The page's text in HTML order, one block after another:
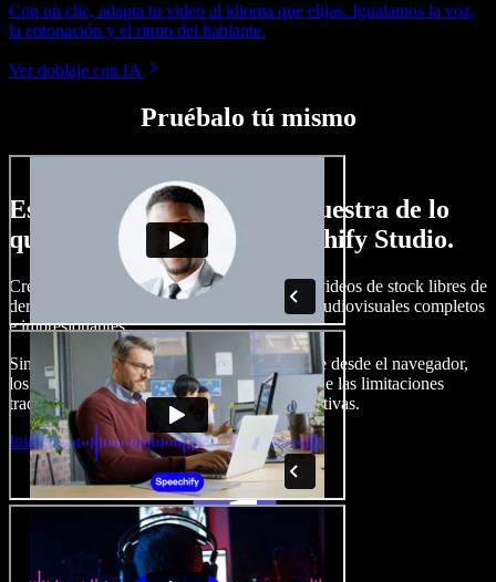
Con un clic, adapta tu video al idioma que elijas. Igualamos la voz,
la entonación y el ritmo del hablante.
Ver doblaje con IA
Pruébalo tú mismo
Esto es solo una pequeña muestra de lo
que podrás hacer con Speechify Studio.
Crea voces en off, añade imágenes, audio y videos de stock libres de
derechos, clona tu voz y produce proyectos audiovisuales completos
e impresionantes.
Sin curva de aprendizaje y con todo accesible desde el navegador,
los creadores de contenido pueden liberarse de las limitaciones
tradicionales y dar vida a todas sus ideas creativas.
Iniciar Studio